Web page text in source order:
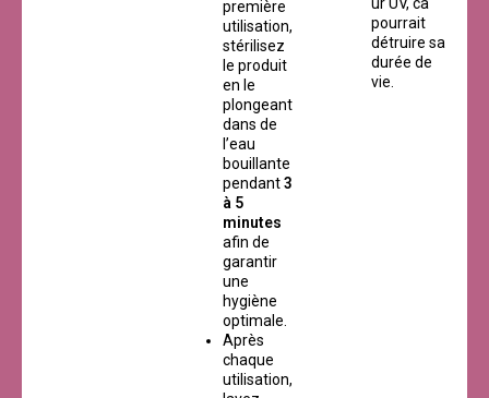
première
utilisation,
stérilisez
le produit
en le
plongeant
dans de
l’eau
bouillante
pendant3
à 5
minutes
afin de
garantir
une
hygiène
optimale.
Après
chaque
utilisation,
pourrait
détruire sa
durée de
vie.